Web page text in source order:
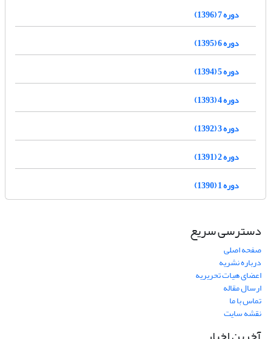
دوره 7 (1396)
دوره 6 (1395)
دوره 5 (1394)
دوره 4 (1393)
دوره 3 (1392)
دوره 2 (1391)
دوره 1 (1390)
دسترسی سریع
صفحه اصلی
درباره نشریه
اعضای هیات تحریریه
ارسال مقاله
تماس با ما
نقشه سایت